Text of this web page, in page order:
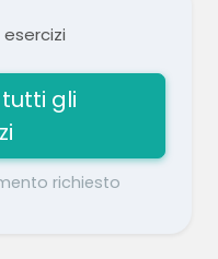
gli
richiesto